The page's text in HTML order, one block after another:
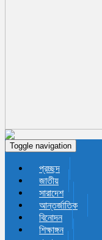
Toggle navigation
প্রচ্ছদ
জাতীয়
সারাদেশ
আন্তর্জাতিক
বিনোদন
শিক্ষাঙ্গন